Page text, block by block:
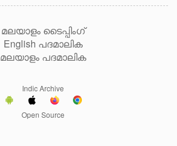
മലയാളം ടൈപ്പിംഗ്
English പദമാലിക
മലയാളം പദമാലിക
Indic Archive
Open Source